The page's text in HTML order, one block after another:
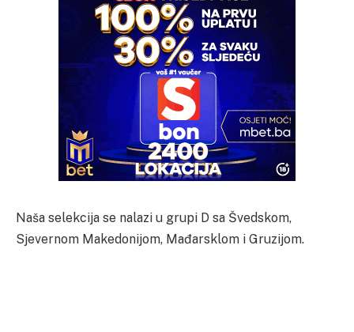
Naša selekcija se nalazi u grupi D sa Švedskom,
Sjevernom Makedonijom, Mađarsklom i Gruzijom.